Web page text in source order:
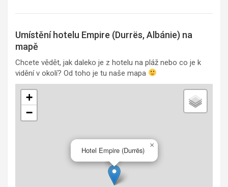
Umístění hotelu Empire (Durrës, Albánie) na
mapě
Chcete vědět, jak daleko je z hotelu na pláž nebo co je k
vidění v okolí? Od toho je tu naše mapa
Hotel Empire (Durrës)
×
+
−